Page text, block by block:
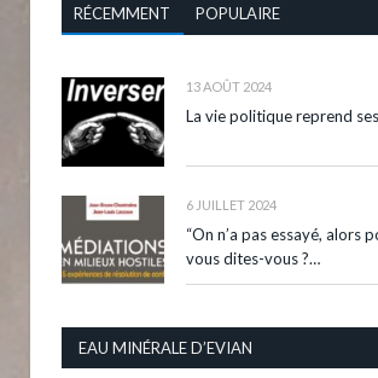
RÉCEMMENT POPULAIRE
13 AOÛT 2024
La vie politique reprend
6 JUILLET 2024
“On n’a pas essayé, alors
vous dites-vous ?…
EAU MINÉRALE D’EVIAN